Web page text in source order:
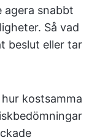
agera snabbt
Så vad
beslut eller tar
kostsamma